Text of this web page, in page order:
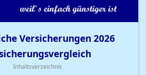
Versicherungen 2026
Inhaltsverzeichnis